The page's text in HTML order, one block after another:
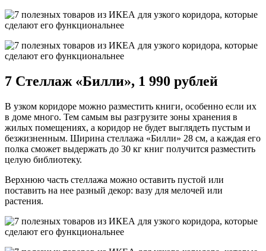
7 Стеллаж «Билли», 1 990 рублей
В узком коридоре можно разместить книги, особенно если их
в доме много. Тем самым вы разгрузите зоны хранения в
жилых помещениях, а коридор не будет выглядеть пустым и
безжизненным. Ширина стеллажа «Билли» 28 см, а каждая его
полка сможет выдержать до 30 кг книг получится разместить
целую библиотеку.
Верхнюю часть стеллажа можно оставить пустой или
поставить на нее разный декор: вазу для мелочей или
растения.